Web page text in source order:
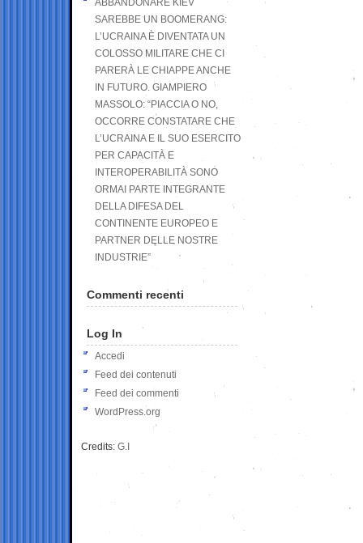
ABBANDONARE KIEV
SAREBBE UN BOOMERANG:
L’UCRAINA È DIVENTATA UN
COLOSSO MILITARE CHE CI
PARERÀ LE CHIAPPE ANCHE
IN FUTURO. GIAMPIERO
MASSOLO: “PIACCIA O NO,
OCCORRE CONSTATARE CHE
L’UCRAINA E IL SUO ESERCITO
PER CAPACITÀ E
INTEROPERABILITÀ SONO
ORMAI PARTE INTEGRANTE
DELLA DIFESA DEL
CONTINENTE EUROPEO E
PARTNER DELLE NOSTRE
INDUSTRIE”
Commenti recenti
Log In
Accedi
Feed dei contenuti
Feed dei commenti
WordPress.org
Credits: G.I